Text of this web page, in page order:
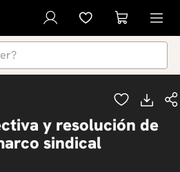
y resolución de
sindical